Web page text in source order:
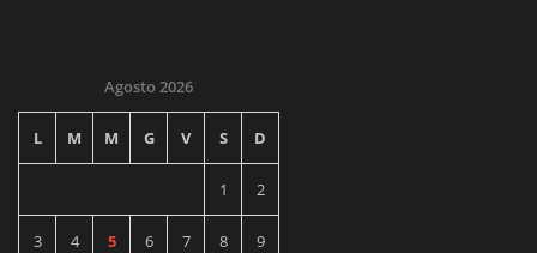
Agosto 2026
L M M G V S D
1 2
3 4 5 6 7 8 9